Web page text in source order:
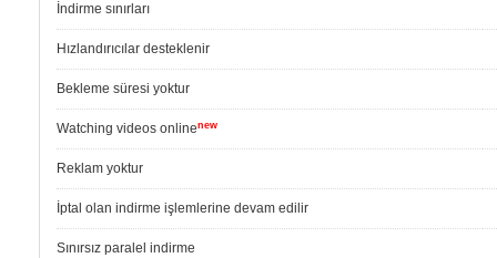
İndirme sınırları
Hızlandırıcılar desteklenir
Bekleme süresi yoktur
Watching videos onlinenew
Reklam yoktur
İptal olan indirme işlemlerine devam edilir
Sınırsız paralel indirme